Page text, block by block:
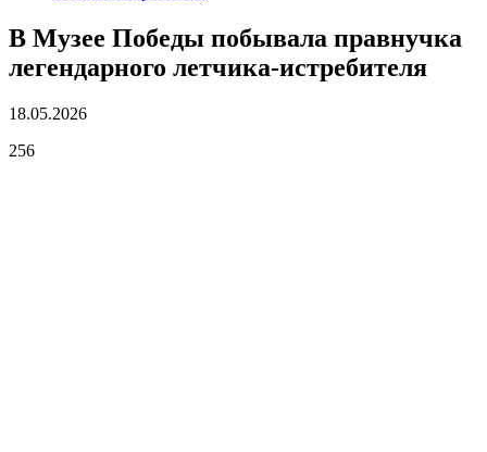
В Музее Победы побывала правнучка
легендарного летчика-истребителя
18.05.2026
256